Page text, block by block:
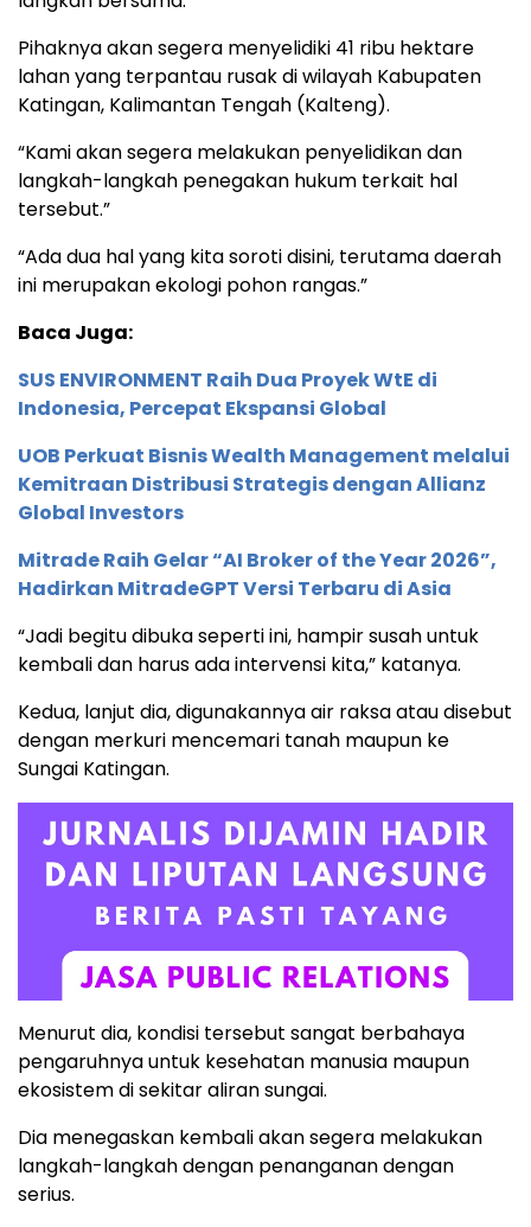
Pihaknya akan segera menyelidiki 41 ribu hektare
lahan yang terpantau rusak di wilayah Kabupaten
Katingan, Kalimantan Tengah (Kalteng).
“Kami akan segera melakukan penyelidikan dan
langkah-langkah penegakan hukum terkait hal
tersebut.”
“Ada dua hal yang kita soroti disini, terutama daerah
ini merupakan ekologi pohon rangas.”
Baca Juga:
SUS ENVIRONMENT Raih Dua Proyek WtE di
Indonesia, Percepat Ekspansi Global
UOB Perkuat Bisnis Wealth Management melalui
Kemitraan Distribusi Strategis dengan Allianz
Global Investors
Mitrade Raih Gelar “AI Broker of the Year 2026”,
Hadirkan MitradeGPT Versi Terbaru di Asia
“Jadi begitu dibuka seperti ini, hampir susah untuk
kembali dan harus ada intervensi kita,” katanya.
Kedua, lanjut dia, digunakannya air raksa atau disebut
dengan merkuri mencemari tanah maupun ke
Sungai Katingan.
Menurut dia, kondisi tersebut sangat berbahaya
pengaruhnya untuk kesehatan manusia maupun
ekosistem di sekitar aliran sungai.
Dia menegaskan kembali akan segera melakukan
langkah-langkah dengan penanganan dengan
serius.